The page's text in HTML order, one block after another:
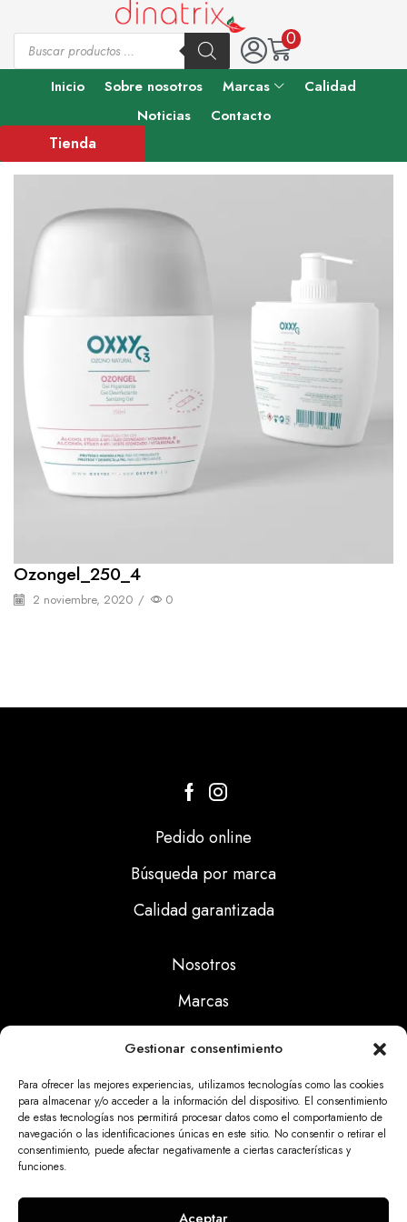
Gestionar consentimiento
Para ofrecer las mejores experiencias, utilizamos tecnologías como las cookies
para almacenar y/o acceder a la información del dispositivo. El consentimiento
de estas tecnologías nos permitirá procesar datos como el comportamiento de
navegación o las identificaciones únicas en este sitio. No consentir o retirar el
consentimiento, puede afectar negativamente a ciertas características y
funciones.
Aceptar
0
Inicio Sobre nosotros Marcas
Calidad
Noticias
Contacto
Tienda
Ozongel_250_4
2 noviembre, 2020 / 0
Pedido online
Búsqueda por marca
Calidad garantizada
Nosotros
Marcas
Noticias
Aviso Legal
Políticas Privacidad
Politicas Cookies